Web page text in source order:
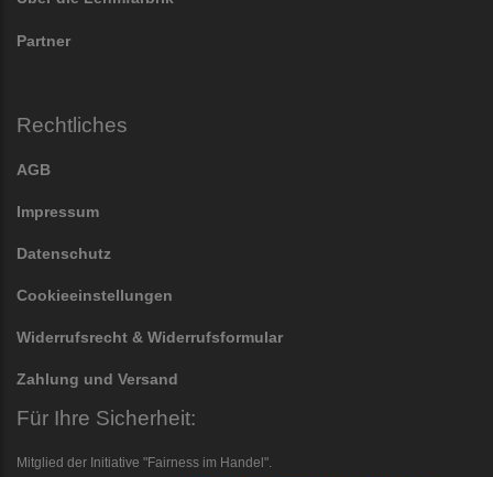
Partner
Rechtliches
AGB
Impressum
Datenschutz
Cookieeinstellungen
Widerrufsrecht & Widerrufsformular
Zahlung und Versand
Für Ihre Sicherheit:
Mitglied der Initiative "Fairness im Handel".